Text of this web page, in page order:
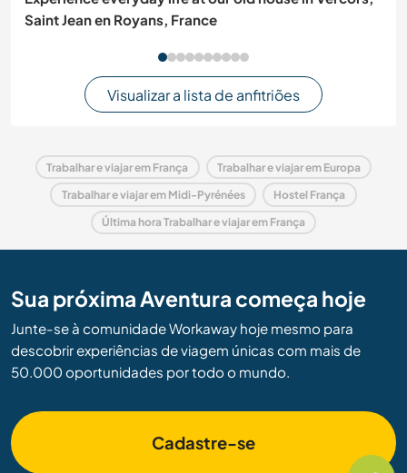
Saint Jean en Royans, France
Visualizar a lista de anfitriões
Trabalhar e viajar em França Trabalhar e viajar em Europa
Trabalhar e viajar em Midi-Pyrénées Hostel França
Última hora Trabalhar e viajar em França
Sua próxima Aventura começa hoje
Junte-se à comunidade Workaway hoje mesmo para
descobrir experiências de viagem únicas com mais de
50.000 oportunidades por todo o mundo.
Cadastre-se